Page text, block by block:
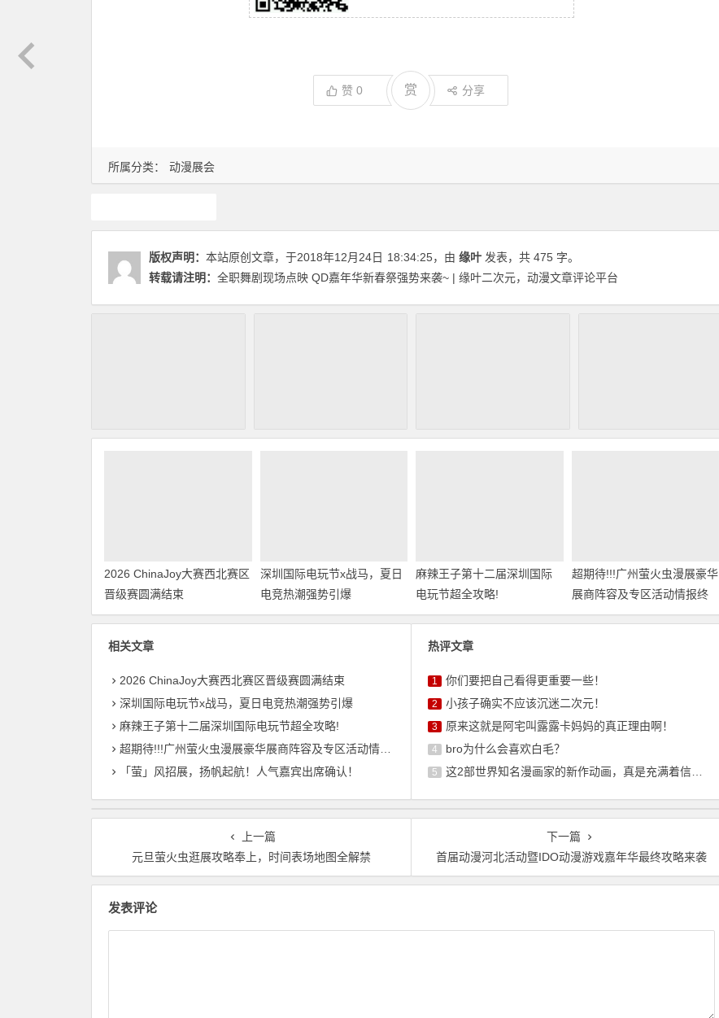
所属分类： 动漫展会
赞 0 赏 分享
版权声明： 本站原创文章，于2018年12月24日 18:34:25，由 缘叶 发表，共 475 字。
转载请注明： 全职舞剧现场点映 QD嘉年华新春祭强势来袭~ | 缘叶二次元，动漫文章评论平台
2026 ChinaJoy大赛西北赛区
晋级赛圆满结束
深圳国际电玩节x战马，夏日
电竞热潮强势引爆
麻辣王子第十二届深圳国际
电玩节超全攻略!
超期待!!!广州萤火虫漫展豪华
展商阵容及专区活动情报终
于来啦！
相关文章
2026 ChinaJoy大赛西北赛区晋级赛圆满结束
深圳国际电玩节x战马，夏日电竞热潮强势引爆
麻辣王子第十二届深圳国际电玩节超全攻略!
超期待!!!广州萤火虫漫展豪华展商阵容及专区活动情报终于来啦！
「萤」风招展，扬帆起航！人气嘉宾出席确认！
热评文章
1 你们要把自己看得更重要一些！
2 小孩子确实不应该沉迷二次元！
3 原来这就是阿宅叫露露卡妈妈的真正理由啊！
4 bro为什么会喜欢白毛？
5 这2部世界知名漫画家的新作动画，真是充满着信任感呢
上一篇
元旦萤火虫逛展攻略奉上，时间表场地图全解禁
下一篇
首届动漫河北活动暨IDO动漫游戏嘉年华最终攻略来袭
发表评论